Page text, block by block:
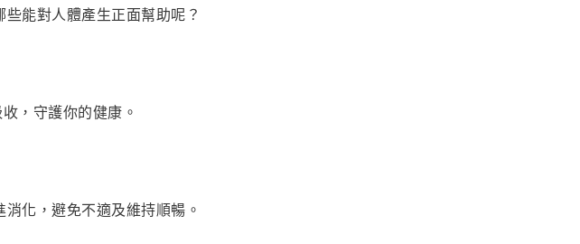
能對人體產生正面幫助呢？
，守護你的健康。
化，避免不適及維持順暢。